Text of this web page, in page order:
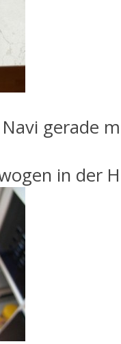
gerade
in der